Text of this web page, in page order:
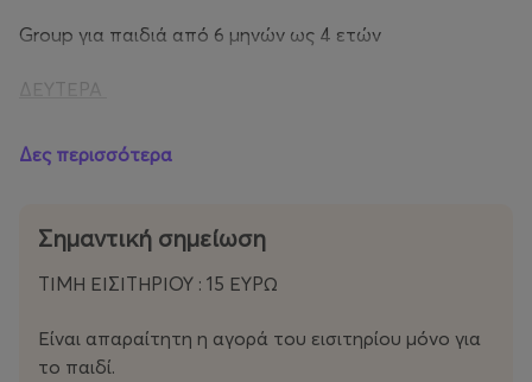
Group για παιδιά από 6 μηνών ως 4 ετών
ΔΕΥΤΕΡΑ
2-4 ΕΤΩΝ _ 17:45
ΠΕΜΠΤΗ
6-13 ΜΗΝΩΝ_11:30
Δες περισσότερα
Σημαντική σημείωση
ΤΙΜΗ ΕΙΣΙΤΗΡΙΟΥ : 15 ΕΥΡΩ
Είναι απαραίτητη η αγορά του εισιτηρίου μόνο για
το παιδί.